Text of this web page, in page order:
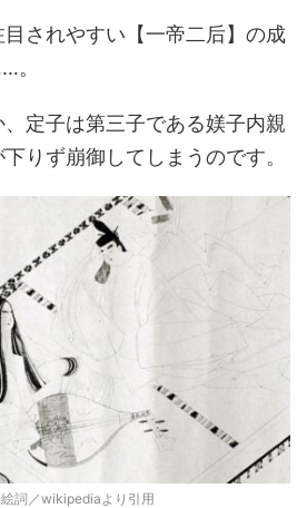
されやすい【一帝二后】の成
。
定子は第三子である媄子内親
りず崩御してしまうのです。
詞／wikipediaより引用